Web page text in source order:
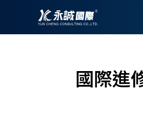
主
國際進